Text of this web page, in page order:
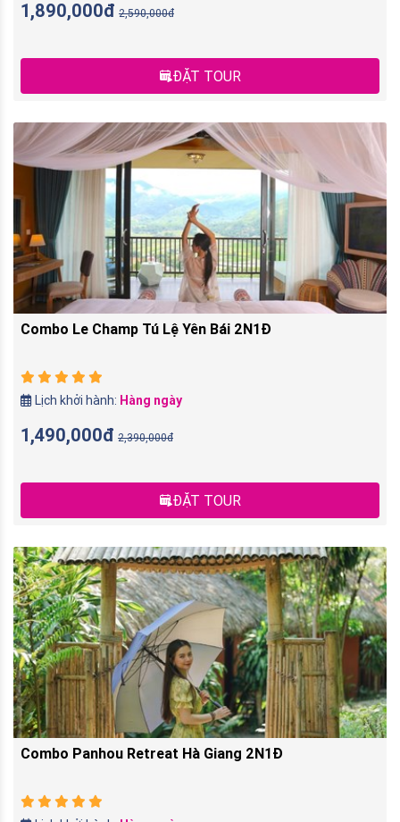
1,890,000đ 2,590,000đ
ĐẶT TOUR
Combo Le Champ Tú Lệ Yên Bái 2N1Đ
Lịch khởi hành: Hàng ngày
1,490,000đ 2,390,000đ
ĐẶT TOUR
Combo Panhou Retreat Hà Giang 2N1Đ